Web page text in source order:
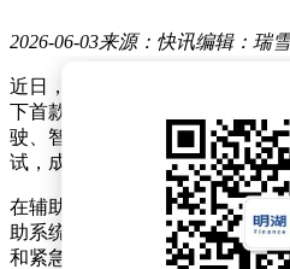
2026-06-03来源：快讯编辑：瑞雪
近日，中汽中心C-ICAP智能网
下首款车型YU7凭借卓越表现斩
驶、智能座舱、隐私保护等核心
试，成为国内智能汽车领域的新
在辅助驾驶维度，小米YU7展现
助系统在高速及城市道路场景中
和紧急制动功能，面对突发障碍